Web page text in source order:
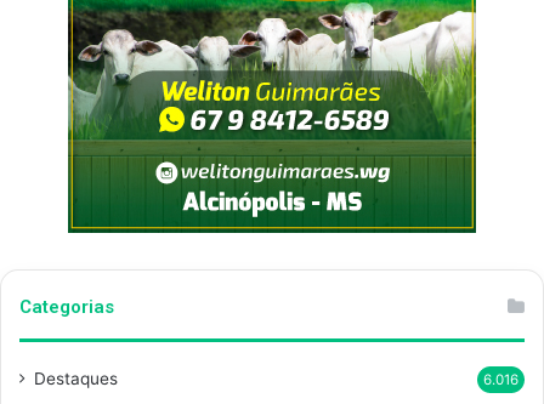
Categorias
Destaques 6.016